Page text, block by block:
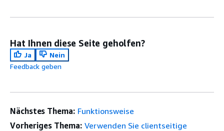
Hat Ihnen diese Seite geholfen?
Ja
Nein
Feedback geben
Nächstes Thema: Funktionsweise
Vorheriges Thema: Verwenden Sie clientseitige